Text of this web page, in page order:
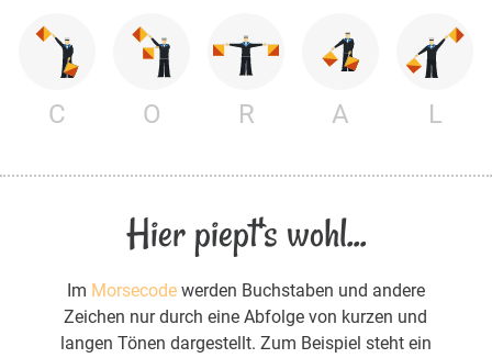
C O R A L
Hier piept's wohl...
Im Morsecodewerden Buchstaben und andere
Zeichen nur durch eine Abfolge von kurzen und
langen Tönen dargestellt. Zum Beispiel steht ein